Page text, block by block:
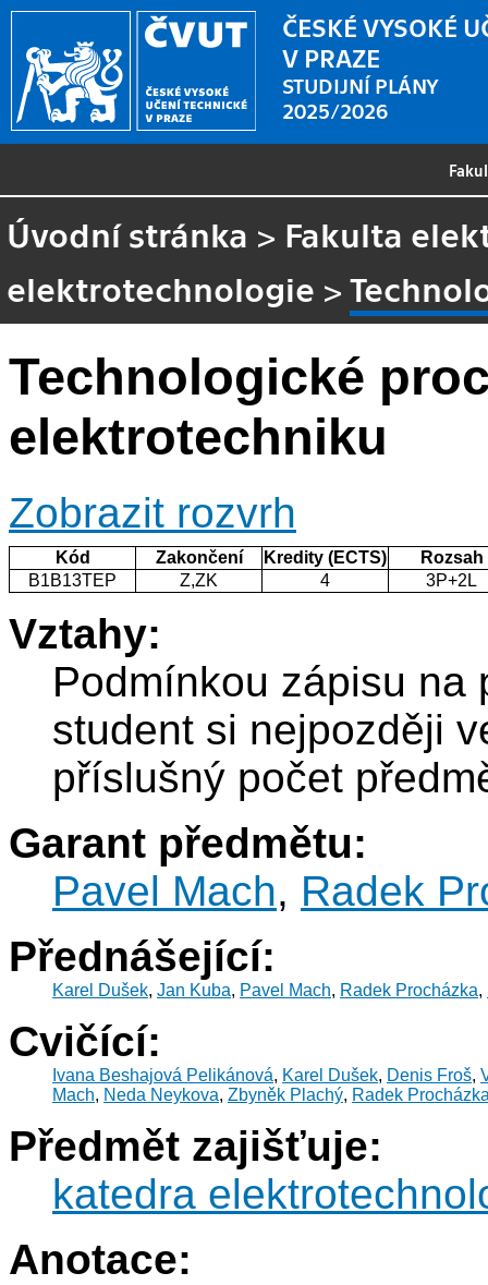
ČESKÉ VYSOKÉ
V PRAZE
STUDIJNÍ PLÁNY
2025/2026
Úvodní stránka > Fakulta
elektrotechnologie >
Technologické
elektrotechniku
Zobrazit rozvrh
Kód Zakončení Kredity (ECTS)
Rozsah
B1B13TEP
Z,ZK 4 3P+2L
Vztahy:
Podmínkou zápisu na
student si nejpozději
příslušný počet
Garant předmětu:
Pavel Mach, Radek
Přednášející:
Karel Dušek, Jan Kuba, Pavel Mach, Radek Procházka,
Cvičící:
Ivana Beshajová Pelikánová, Karel Dušek, Denis Froš,
Mach, Neda Neykova, Zbyněk Plachý, Radek
Předmět zajišťuje:
katedra
Anotace: